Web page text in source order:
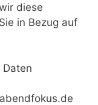
diese
in Bezug auf